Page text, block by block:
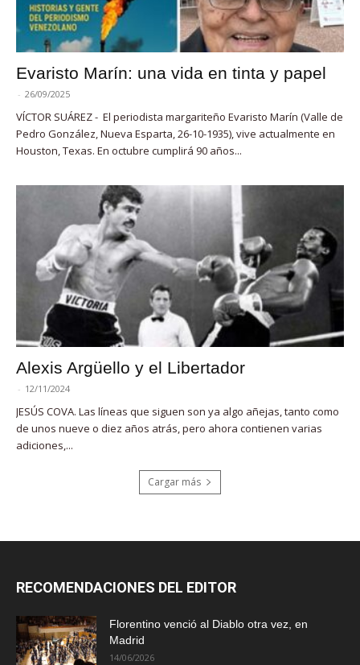
Evaristo Marín: una vida en tinta y papel
- 26/09/2025
VÍCTOR SUÁREZ - El periodista margariteño Evaristo Marín (Valle de
Pedro González, Nueva Esparta, 26-10-1935), vive actualmente en
Houston, Texas. En octubre cumplirá 90 años...
Alexis Argüello y el Libertador
- 12/11/2024
JESÚS COVA. Las líneas que siguen son ya algo añejas, tanto como
de unos nueve o diez años atrás, pero ahora contienen varias
adiciones,...
Cargar más
RECOMENDACIONES DEL EDITOR
Florentino venció al Diablo otra vez, en
Madrid
14/06/2026